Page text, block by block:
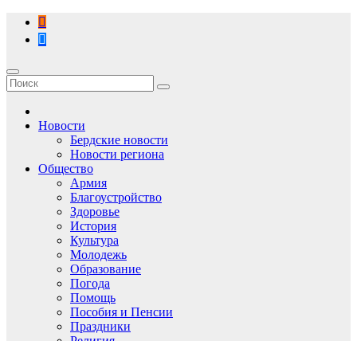
Перейти
содержимому
Новости
Бердские новости
Новости региона
Общество
Армия
Благоустройство
Здоровье
История
Культура
Молодежь
Образование
Погода
Помощь
Пособия и Пенсии
Праздники